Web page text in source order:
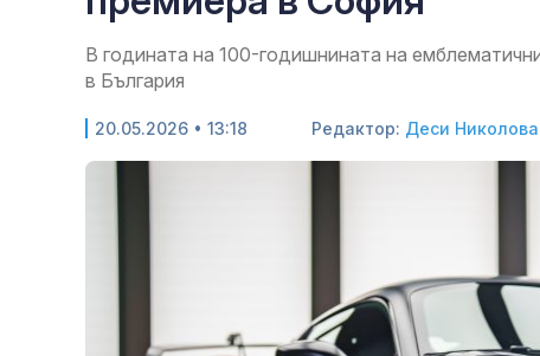
В годината на 100-годишнината на
в България
20.05.2026 • 13:18 Редактор: Деси Николова